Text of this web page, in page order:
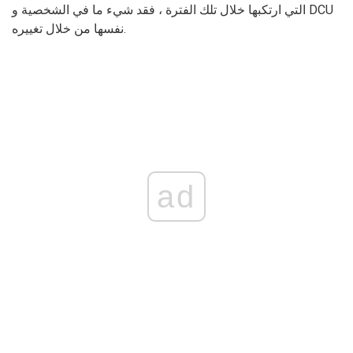
التي ارتكبها خلال تلك الفترة ، فقد شيء ما في الشخصية و DCU
نفسها من خلال تغييره.
ad